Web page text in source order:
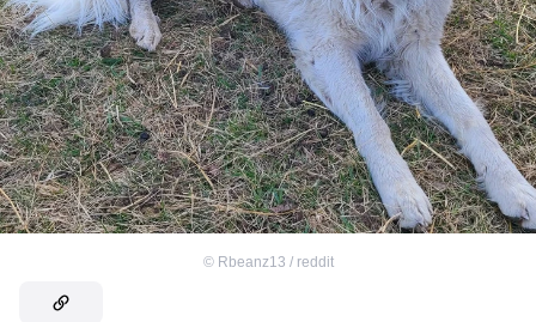
© Rbeanz13 / reddit